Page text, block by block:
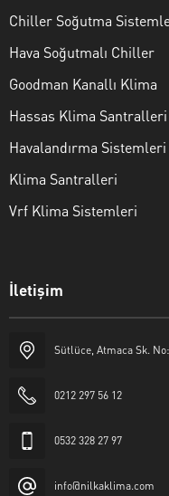
Chiller Soğutma
Hava Soğutmalı Chiller
Goodman Kanallı Klima
Hassas Klima Santralleri
Havalandırma Sistemleri
Klima Santralleri
Vrf Klima Sistemleri
İletişim
Sütlüce, Atmaca Sk.
0212 297 56 12
0532 328 27 97
info@nilkaklima.com
Nilka Klima